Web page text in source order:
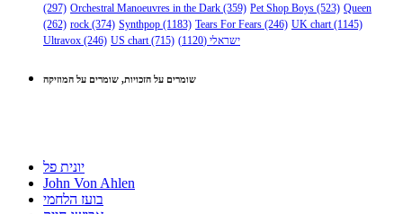
(297) Orchestral Manoeuvres in the Dark (359) Pet Shop Boys (523) Queen
(262) rock (374) Synthpop (1183) Tears For Fears (246) UK chart(1145)
Ultravox (246) US chart(715) ישראלי (1120)
שומרים על הזכויות, שומרים על המוזיקה
יונית פל
John Von Ahlen
בועז הלחמי